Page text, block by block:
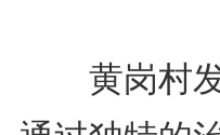
黄岗村发